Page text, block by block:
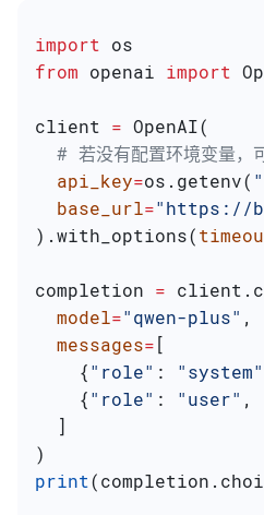
import os
from openai import
client = OpenAI(
# 若没有配置环境变量
  api_key
=os.getenv(
  base_url
="https://
).with_options(
completion =
  model
="qwen-plus" ,
  messages
= [
    {
"role" : "system"
    {
"role" : "user" ,
  ]
)
print